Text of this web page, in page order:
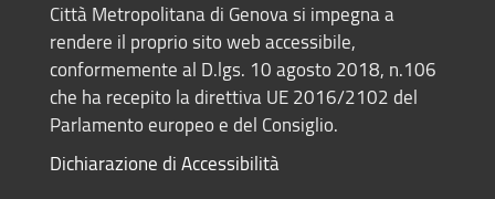
Città Metropolitana di Genova si impegna a
rendere il proprio sito web accessibile,
conformemente al D.lgs. 10 agosto 2018, n.106
che ha recepito la direttiva UE 2016/2102 del
Parlamento europeo e del Consiglio.
Dichiarazione di Accessibilità